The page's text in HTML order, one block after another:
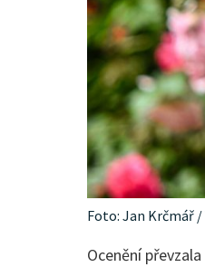
Foto: Jan Krčmář /
Ocenění